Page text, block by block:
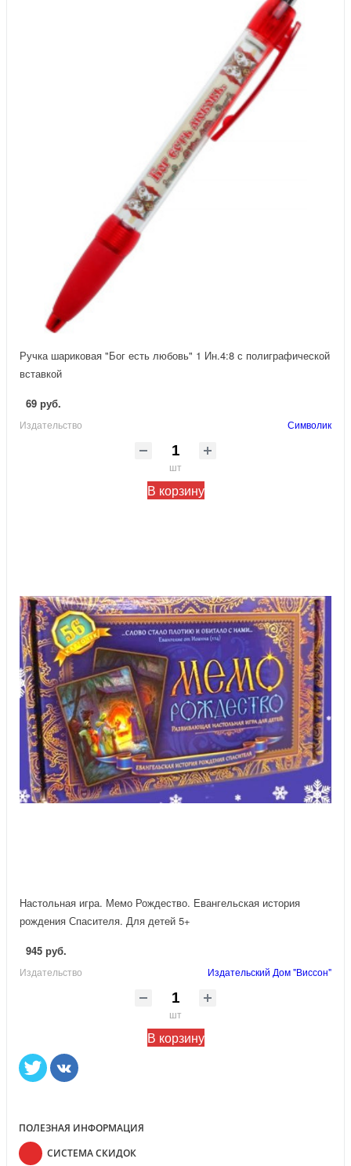
Ручка шариковая "Бог есть любовь" 1 Ин.4:8 с полиграфической
вставкой
69 руб.
Издательство Символик
шт
В корзину
Настольная игра. Мемо Рождество. Евангельская история
рождения Спасителя. Для детей 5+
945 руб.
Издательство Издательский Дом "Виссон"
шт
В корзину
ПОЛЕЗНАЯ ИНФОРМАЦИЯ
СИСТЕМА СКИДОК